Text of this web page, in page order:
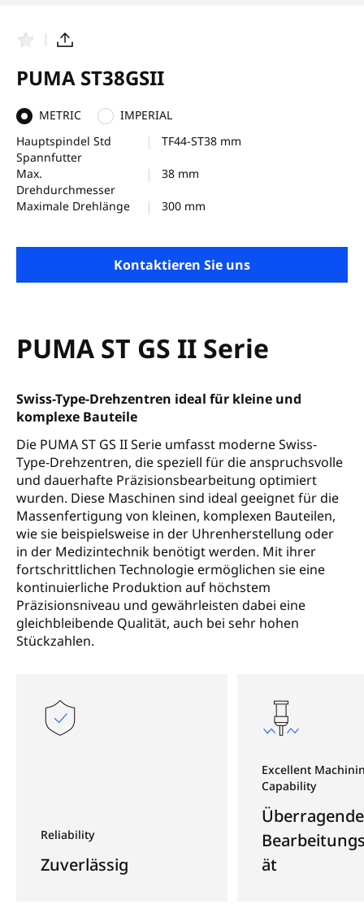
v
o
i
t
e
n
T
i
l
n
PUMA ST38GSII
METRIC
IMPERIAL
Hauptspindel Std
Spannfutter
TF44-ST38 mm
Max.
Drehdurchmesser
38 mm
Maximale Drehlänge 300 mm
Kontaktieren Sie uns
PUMA ST GS II Serie
Swiss-Type-Drehzentren ideal für kleine und
komplexe Bauteile
Die PUMA ST GS II Serie umfasst moderne Swiss-
Type-Drehzentren, die speziell für die anspruchsvolle
und dauerhafte Präzisionsbearbeitung optimiert
wurden. Diese Maschinen sind ideal geeignet für die
Massenfertigung von kleinen, komplexen Bauteilen,
wie sie beispielsweise in der Uhrenherstellung oder
in der Medizintechnik benötigt werden. Mit ihrer
fortschrittlichen Technologie ermöglichen sie eine
kontinuierliche Produktion auf höchstem
Präzisionsniveau und gewährleisten dabei eine
gleichbleibende Qualität, auch bei sehr hohen
Stückzahlen.
Reliability
Zuverlässig
Excellent
Capability
Überragende
ät